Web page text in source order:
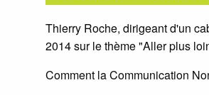
Thierry Roche, dirigeant d'un
2014 sur le thème "Aller plus
Comment la Communication